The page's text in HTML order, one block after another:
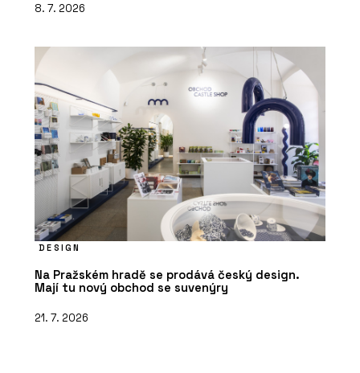
8. 7. 2026
DESIGN
Na Pražském hradě se prodává český design.
Mají tu nový obchod se suvenýry
21. 7. 2026